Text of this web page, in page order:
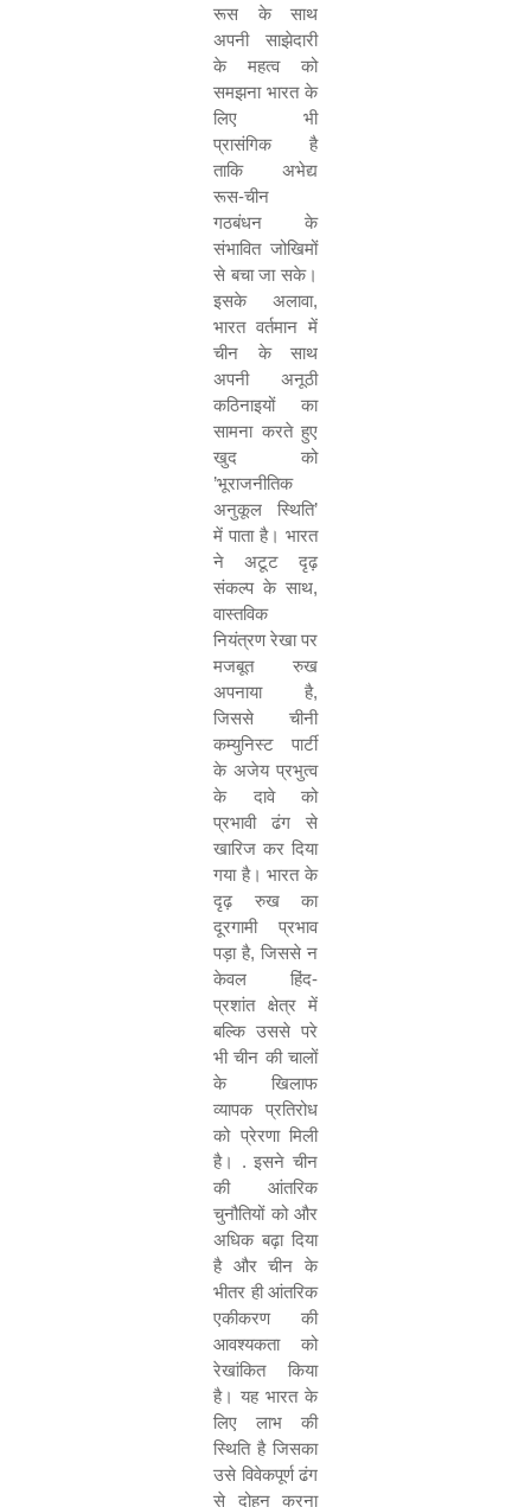
रूस के साथ
अपनी साझेदारी
के महत्व को
समझना भारत के
लिए भी
प्रासंगिक है
ताकि अभेद्य
रूस-चीन
गठबंधन के
संभावित जोखिमों
से बचा जा सके।
इसके अलावा,
भारत वर्तमान में
चीन के साथ
अपनी अनूठी
कठिनाइयों का
सामना करते हुए
खुद को
’भूराजनीतिक
अनुकूल स्थिति’
में पाता है। भारत
ने अटूट दृढ़
संकल्प के साथ,
वास्तविक
नियंत्रण रेखा पर
मजबूत रुख
अपनाया है,
जिससे चीनी
कम्युनिस्ट पार्टी
के अजेय प्रभुत्व
के दावे को
प्रभावी ढंग से
खारिज कर दिया
गया है। भारत के
दृढ़ रुख का
दूरगामी प्रभाव
पड़ा है, जिससे न
केवल हिंद-
प्रशांत क्षेत्र में
बल्कि उससे परे
भी चीन की चालों
के खिलाफ
व्यापक प्रतिरोध
को प्रेरणा मिली
है। . इसने चीन
की आंतरिक
चुनौतियों को और
अधिक बढ़ा दिया
है और चीन के
भीतर ही आंतरिक
एकीकरण की
आवश्यकता को
रेखांकित किया
है। यह भारत के
लिए लाभ की
स्थिति है जिसका
उसे विवेकपूर्ण ढंग
से दोहन करना